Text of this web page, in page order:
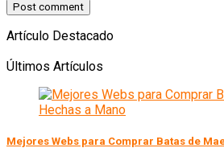
Artículo Destacado
Últimos Artículos
Mejores Webs para Comprar Batas de